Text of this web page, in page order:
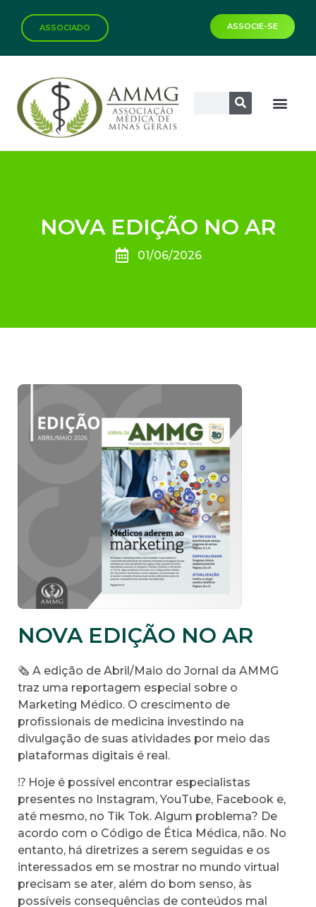
ASSOCIADO ASSOCIE-SE
NOVA EDIÇÃO NO AR
01/06/2026
NOVA EDIÇÃO NO AR
🗞️ A edição de Abril/Maio do Jornal da AMMG
traz uma reportagem especial sobre o
Marketing Médico. O crescimento de
profissionais de medicina investindo na
divulgação de suas atividades por meio das
plataformas digitais é real.
⁉️ Hoje é possível encontrar especialistas
presentes no Instagram, YouTube, Facebook e,
até mesmo, no Tik Tok. Algum problema? De
acordo com o Código de Ética Médica, não. No
entanto, há diretrizes a serem seguidas e os
interessados em se mostrar no mundo virtual
precisam se ater, além do bom senso, às
possíveis consequências de conteúdos mal